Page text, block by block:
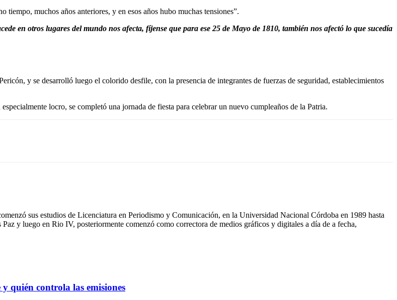
muchos años anteriores, y en esos años hubo muchas tensiones”.
en otros lugares del mundo nos afecta, fíjense que para ese 25 de Mayo de 1810, también nos afectó lo que sucedía
y se desarrolló luego el colorido desfile, con la presencia de integrantes de fuerzas de seguridad, establecimientos
locro, se completó una jornada de fiesta para celebrar un nuevo cumpleaños de la Patria.
sus estudios de Licenciatura en Periodismo y Comunicación, en la Universidad Nacional Córdoba en 1989 hasta
y luego en Rio IV, posteriormente comenzó como correctora de medios gráficos y digitales a día de a fecha,
quién controla las emisiones